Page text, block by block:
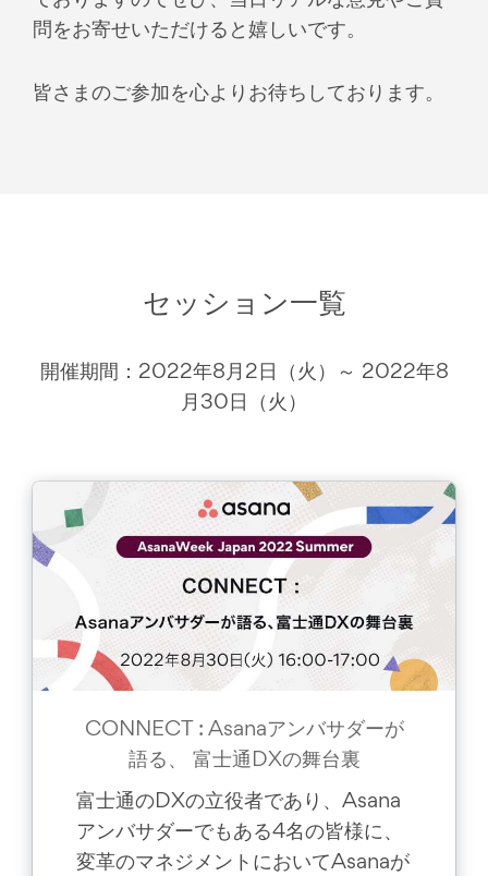
問をお寄せいただけると嬉しいです。
皆さまのご参加を心よりお待ちしております。
セッション一覧
開催期間：2022年8月2日（火）～ 2022年8
月30日（火）
CONNECT : Asanaアンバサダーが
語る、 富士通DXの舞台裏
富士通のDXの立役者であり、Asana
アンバサダーでもある4名の皆様に、
変革のマネジメントにおいてAsanaが